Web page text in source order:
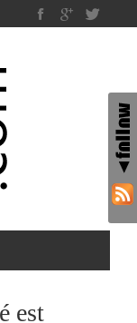
est